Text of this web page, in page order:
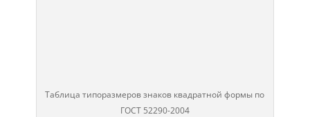
Таблица типоразмеров знаков квадратной формы по
ГОСТ 52290-2004